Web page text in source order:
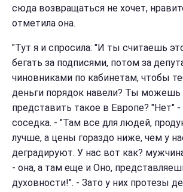
сюда возвращаться не хочет,
отметила она.
"Тут я и спросила: "И ты считаешь
бегать за подписями, потом за
чиновниками по кабинетам, чтобы
деньги порядок навели? Ты можешь
представить такое в Европе? "Нет" -
соседка. - "Там все для людей,
лучше, а цены гораздо ниже, чем у
деградируют. У нас вот как?
- она, а там еще и Оно,
духовности!". - Зато у них протезы